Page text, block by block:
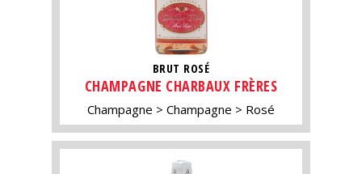
BRUT ROSÉ
CHAMPAGNE CHARBAUX FRÈRES
Champagne Champagne Rosé